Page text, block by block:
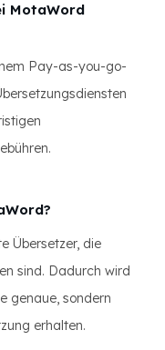
MotaWord
Pay-as-you-go-
Übersetzer, die
sind. Dadurch wird
genaue, sondern
erhalten.